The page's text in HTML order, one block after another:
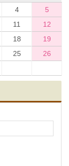
4
5
11
12
18
19
25
26